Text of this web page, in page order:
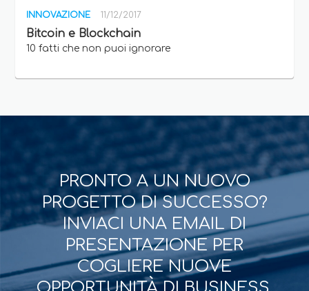
INNOVAZIONE 11/12/2017
Bitcoin e Blockchain
10 fatti che non puoi ignorare
PRONTO A UN NUOVO
PROGETTO DI SUCCESSO?
INVIACI UNA EMAIL DI
PRESENTAZIONE PER
COGLIERE NUOVE